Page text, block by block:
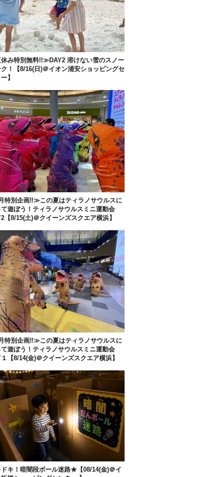
み特別無料!!≫DAY2 溶けない雪のスノー
！【8/16(日)＠イオン浦安ショッピングセ
】
特別企画‼︎≫この夏はティラノサウルスに
遊ぼう！ティラノサウルスミニ運動会
【8/15(土)＠クイーンズスクエア横浜】
特別企画‼︎≫この夏はティラノサウルスに
遊ぼう！ティラノサウルスミニ運動会
１【8/14(金)＠クイーンズスクエア横浜】
ドキ！暗闇段ボール迷路★【08/14(金)＠イ